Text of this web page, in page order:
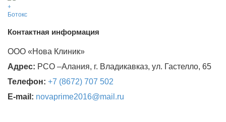
+
Ботокс
Контактная информация
ООО «Нова Клиник»
Адрес: РСО –Алания, г. Владикавказ, ул. Гастелло, 65
Телефон: +7 (8672) 707 502
E-mail : novaprime2016@mail .ru